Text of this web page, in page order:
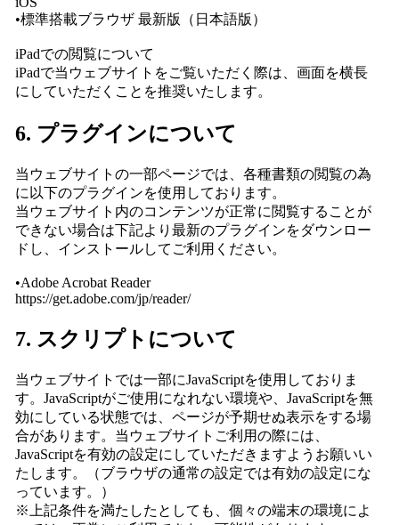
•標準搭載ブラウザ 最新版（日本語版）
iPadでの閲覧について
iPadで当ウェブサイトをご覧いただく際は、画面を横長
にしていただくことを推奨いたします。
6. プラグインについて
当ウェブサイトの一部ページでは、各種書類の閲覧の為
に以下のプラグインを使用しております。
当ウェブサイト内のコンテンツが正常に閲覧することが
できない場合は下記より最新のプラグインをダウンロー
ドし、インストールしてご利用ください。
•Adobe Acrobat Reader
https://get.adobe.com/jp/reader/
7. スクリプトについて
当ウェブサイトでは一部にJavaScriptを使用しておりま
す。JavaScriptがご使用になれない環境や、JavaScriptを無
効にしている状態では、ページが予期せぬ表示をする場
合があります。当ウェブサイトご利用の際には、
JavaScriptを有効の設定にしていただきますようお願いい
たします。（ブラウザの通常の設定では有効の設定にな
っています。）
※上記条件を満たしたとしても、個々の端末の環境によ